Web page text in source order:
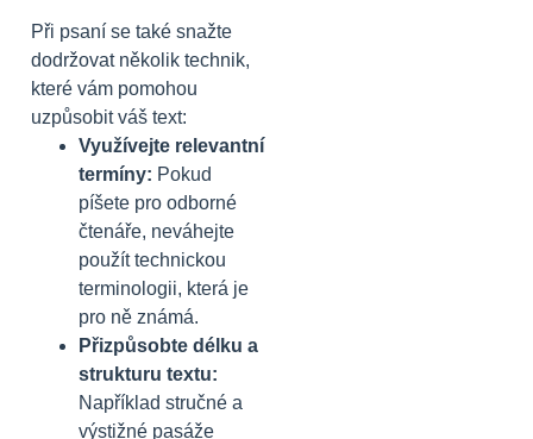
Při psaní se také snažte
dodržovat několik technik,
které vám pomohou
uzpůsobit váš text:
Využívejte relevantní
termíny: Pokud
píšete pro odborné
čtenáře, neváhejte
použít technickou
terminologii, která je
pro ně známá.
Přizpůsobte délku a
strukturu textu:
Například stručné a
výstižné pasáže